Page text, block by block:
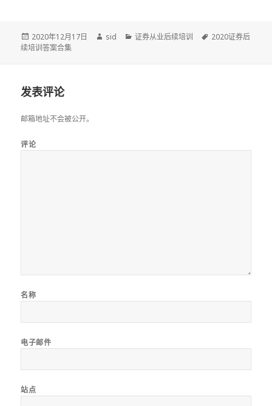
发
布
2020年12月17日
作
sid
分
证券从业后续培训
标
2020证券后
续培训答案合集
发表评论
邮箱地址不会被公开。
评论
名称
电子邮件
站点